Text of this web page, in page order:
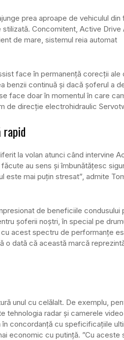
prea aproape de vehiculul din
Concomitent, Active Drive
de mare, sistemul reia automat
face în permanență corecții ale
benzii continuă și dacă șoferul a
face doar în momentul în care
de direcție electrohidraulic
la volan atunci când intervine
au sens și îmbunătățesc
este mai puțin stresat”, admite
de beneficiile condusului
șoferii noștri, în special pe
acest spectru de performanțe
o dată că această marcă
unul cu celălalt. De exemplu,
radar și camerele video
concordanță cu speficificațiile
economic cu putință. ”Cu aceste